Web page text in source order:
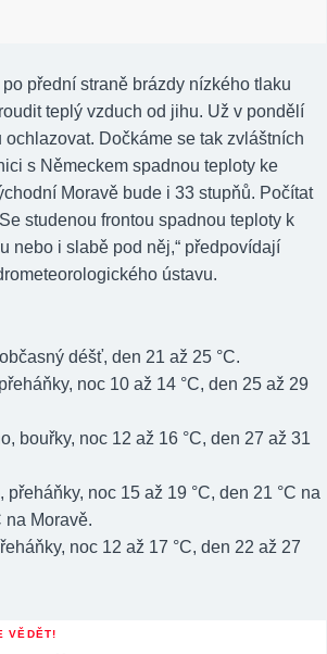
přední straně brázdy nízkého tlaku
teplý vzduch od jihu. Už v pondělí
Dočkáme se tak zvláštních
s Německem spadnou teploty ke
Moravě bude i 33 stupňů. Počítat
studenou frontou spadnou teploty k
nebo i slabě pod něj,“ předpovídají
ústavu.
déšť, den 21 až 25 °C.
noc 10 až 14 °C, den 25 až 29
bouřky, noc 12 až 16 °C, den 27 až 31
přeháňky, noc 15 až 19 °C, den 21 °C na
na Moravě.
noc 12 až 17 °C, den 22 až 27
VĚDĚT!